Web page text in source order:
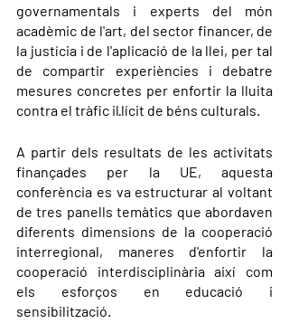
governamentals i experts del món
acadèmic de l'art, del sector financer, de
la justícia i de l'aplicació de la llei, per tal
de compartir experiències i debatre
mesures concretes per enfortir la lluita
contra el tràfic il·lícit de béns culturals.
A partir dels resultats de les activitats
finançades per la UE, aquesta
conferència es va estructurar al voltant
de tres panells temàtics que abordaven
diferents dimensions de la cooperació
interregional, maneres d'enfortir la
cooperació interdisciplinària així com
els esforços en educació i
sensibilització.